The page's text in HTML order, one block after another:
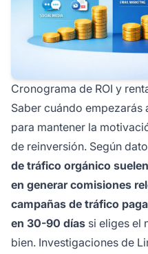
Cronograma de ROI y
Saber cuándo empezarás
para mantener la
de reinversión. Según
de tráfico orgánico
en generar comisiones
campañas de tráfico
en 30-90 días si eliges el
bien. Investigaciones de